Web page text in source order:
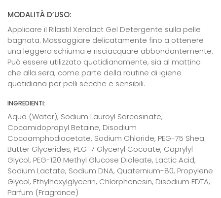
MODALITÀ D’USO:
Applicare il Rilastil Xerolact Gel Detergente sulla pelle
bagnata. Massaggiare delicatamente fino a ottenere
una leggera schiuma e risciacquare abbondantemente.
Può essere utilizzato quotidianamente, sia al mattino
che alla sera, come parte della routine di igiene
quotidiana per pelli secche e sensibili.
INGREDIENTI:
Aqua (Water), Sodium Lauroyl Sarcosinate,
Cocamidopropyl Betaine, Disodium
Cocoamphodiacetate, Sodium Chloride, PEG-75 Shea
Butter Glycerides, PEG-7 Glyceryl Cocoate, Caprylyl
Glycol, PEG-120 Methyl Glucose Dioleate, Lactic Acid,
Sodium Lactate, Sodium DNA, Quaternium-80, Propylene
Glycol, Ethylhexylglycerin, Chlorphenesin, Disodium EDTA,
Parfum (Fragrance)